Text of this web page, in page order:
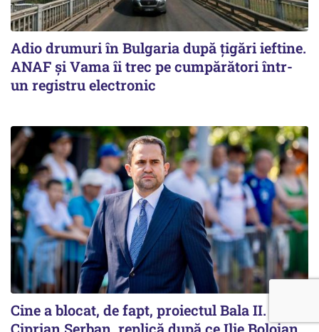
Adio drumuri în Bulgaria după țigări ieftine.
ANAF și Vama îi trec pe cumpărători într-
un registru electronic
Cine a blocat, de fapt, proiectul Bala II.
Ciprian Șerban, replică după ce Ilie Bolojan